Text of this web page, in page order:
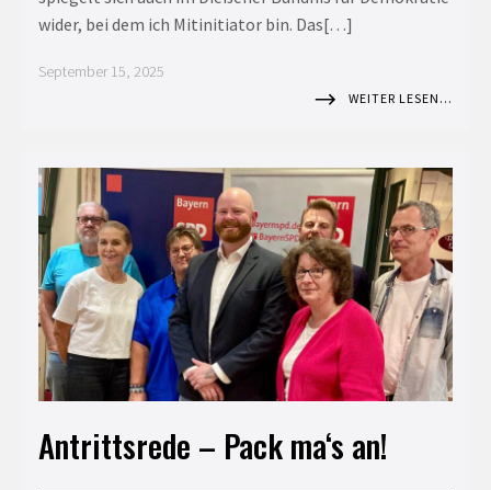
wider, bei dem ich Mitinitiator bin. Das[…]
September 15, 2025
WEITER LESEN…
Antrittsrede – Pack ma‘s an!